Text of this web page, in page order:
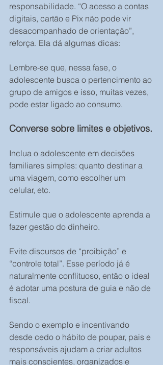
responsabilidade. “O acesso a contas
digitais, cartão e Pix não pode vir
desacompanhado de orientação”,
reforça. Ela dá algumas dicas:
Lembre-se que, nessa fase, o
adolescente busca o pertencimento ao
grupo de amigos e isso, muitas vezes,
pode estar ligado ao consumo.
Converse sobre limites e objetivos.
Inclua o adolescente em decisões
familiares simples: quanto destinar a
uma viagem, como escolher um
celular, etc.
Estimule que o adolescente aprenda a
fazer gestão do dinheiro.
Evite discursos de “proibição” e
“controle total”. Esse período já é
naturalmente conflituoso, então o ideal
é adotar uma postura de guia e não de
fiscal.
Sendo o exemplo e incentivando
desde cedo o hábito de poupar, pais e
responsáveis ajudam a criar adultos
mais conscientes, organizados e